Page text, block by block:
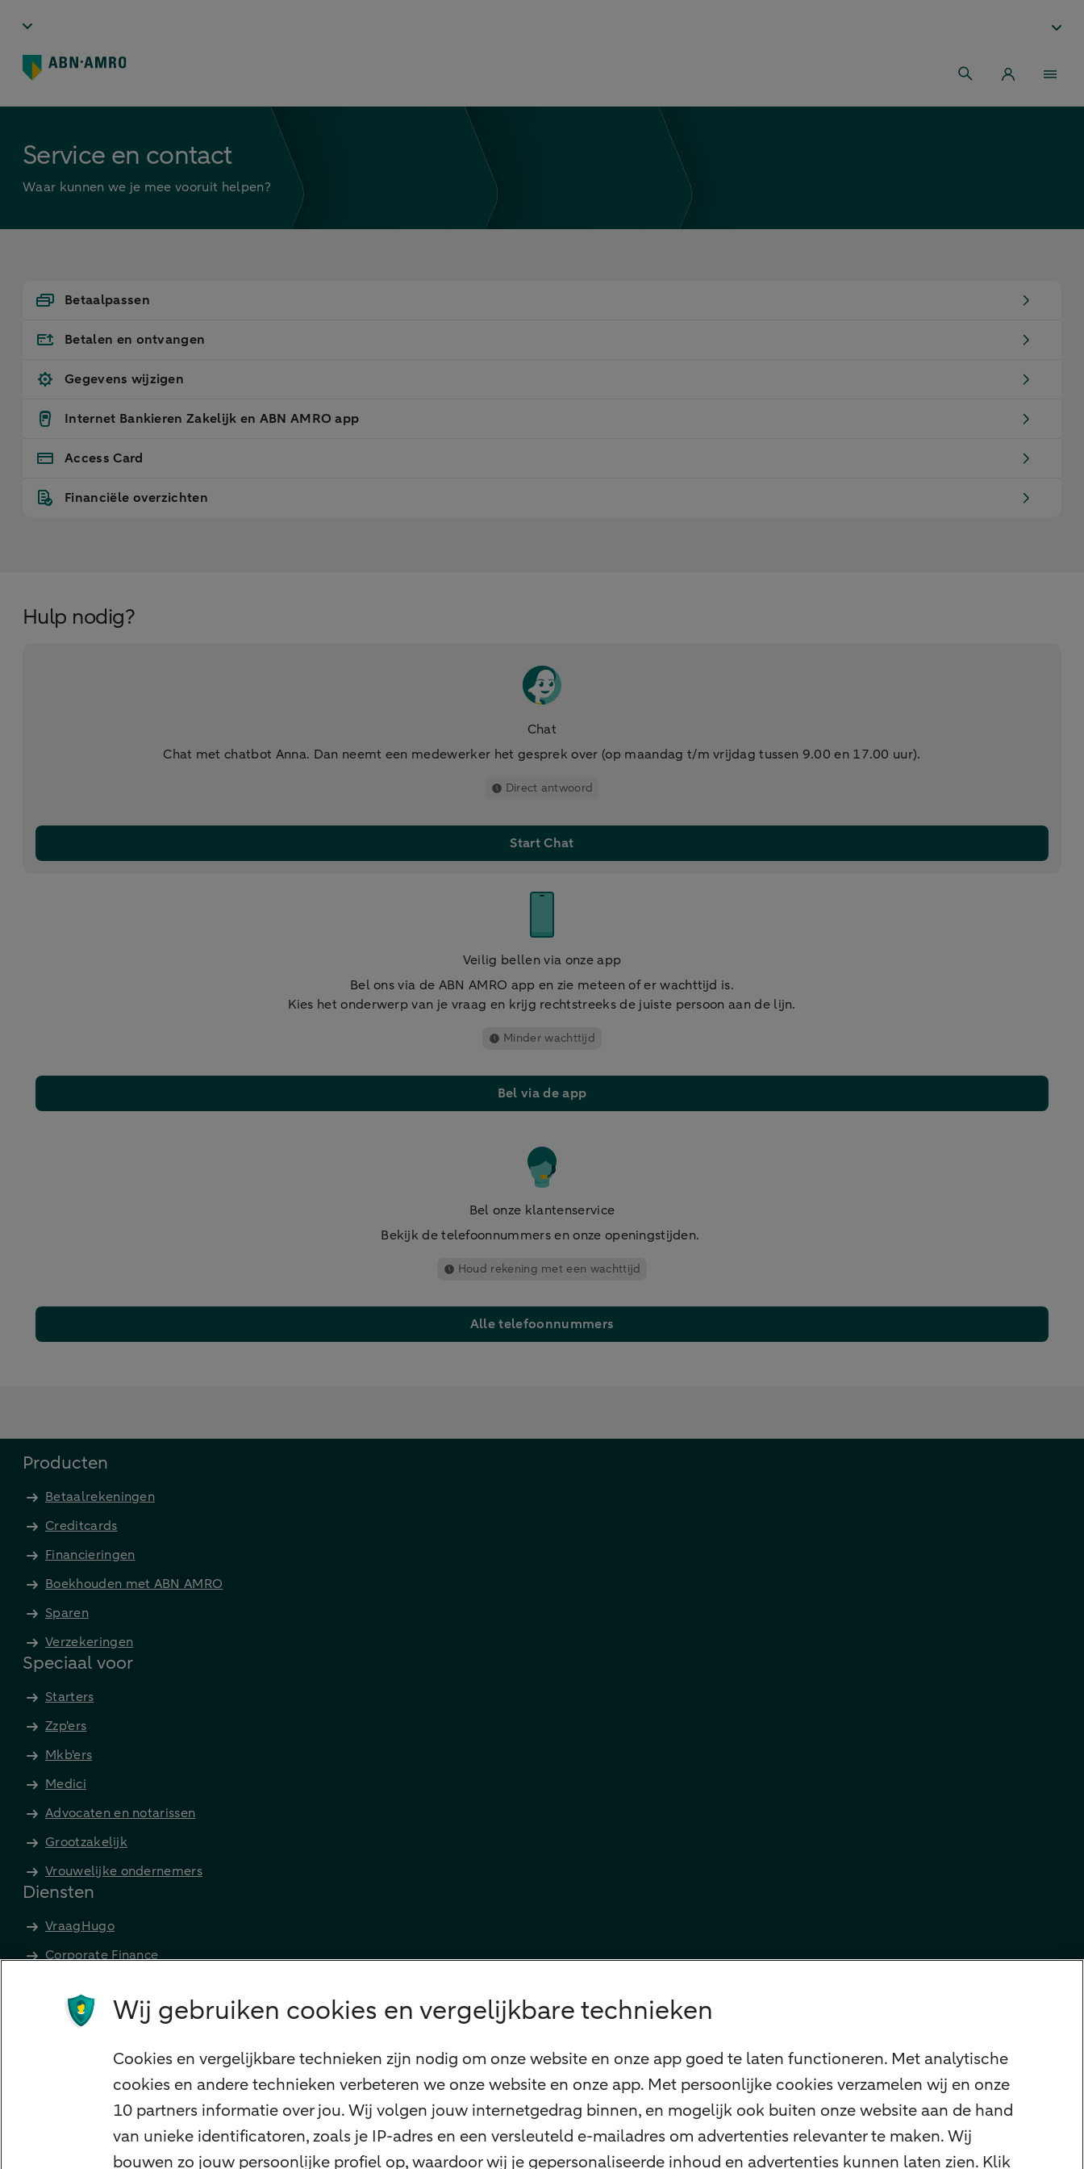
Service en contact
Waar kunnen we je mee vooruit helpen?
Betaalpassen
Betalen en ontvangen
Gegevens wijzigen
Internet Bankieren Zakelijk en ABN AMRO app
Access Card
Financiële overzichten
Hulp nodig?
Chat
Chat met chatbot Anna. Dan neemt een medewerker het gesprek over (op maandag t/m vrijdag tussen 9.00 en 17.00 uur).
Direct antwoord
Start Chat
Veilig bellen via onze app
Bel ons via de ABN AMRO app en zie meteen of er wachttijd is.
Kies het onderwerp van je vraag en krijg rechtstreeks de juiste persoon aan de lijn.
Minder wachttijd
Bel via de app
Bel onze klantenservice
Bekijk de telefoonnummers en onze openingstijden.
Houd rekening met een wachttijd
Alle telefoonnummers
Producten
Betaalrekeningen
Creditcards
Financieringen
Boekhouden met ABN AMRO
Sparen
Verzekeringen
Speciaal voor
Starters
Zzp'ers
Mkb'ers
Medici
Advocaten en notarissen
Grootzakelijk
Vrouwelijke ondernemers
Diensten
VraagHugo
Corporate Finance
Cyber Veilig & Zeker
Ondernemersverhalen
Valutacentrum
Wij gebruiken cookies en vergelijkbare technieken
Cookies en vergelijkbare technieken zijn nodig om onze website en onze app goed te laten functioneren. Met analytische
cookies en andere technieken verbeteren we onze website en onze app. Met persoonlijke cookies verzamelen wij en onze
10 partners informatie over jou. Wij volgen jouw internetgedrag binnen, en mogelijk ook buiten onze website aan de hand
van unieke identificatoren, zoals je IP-adres en een versleuteld e-mailadres om advertenties relevanter te maken. Wij
bouwen zo jouw persoonlijke profiel op, waardoor wij je gepersonaliseerde inhoud en advertenties kunnen laten zien. Klik